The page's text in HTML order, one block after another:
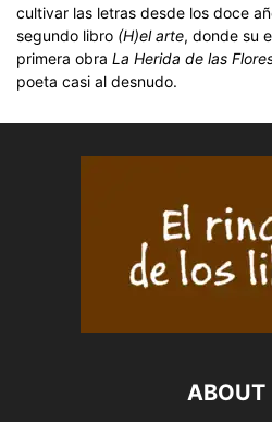
cultivar las letras desde los doce
segundo libro (H)el arte, donde su
primera obra La Herida de las
poeta casi al desnudo.
ABOUT